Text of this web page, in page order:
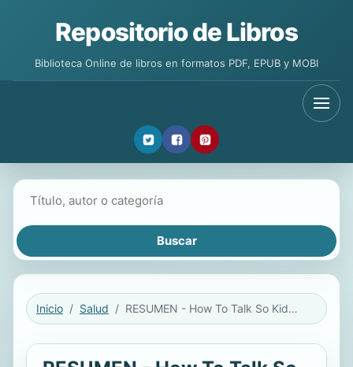
Repositorio de Libros
Biblioteca Online de libros en formatos PDF, EPUB y MOBI
Inicio Salud RESUMEN - How To Talk So Kids Will Listen / Cómo hablar para que los niños escuchen: Escuchar para que los niños hablen por Adele Faber y Elaine Mazlish